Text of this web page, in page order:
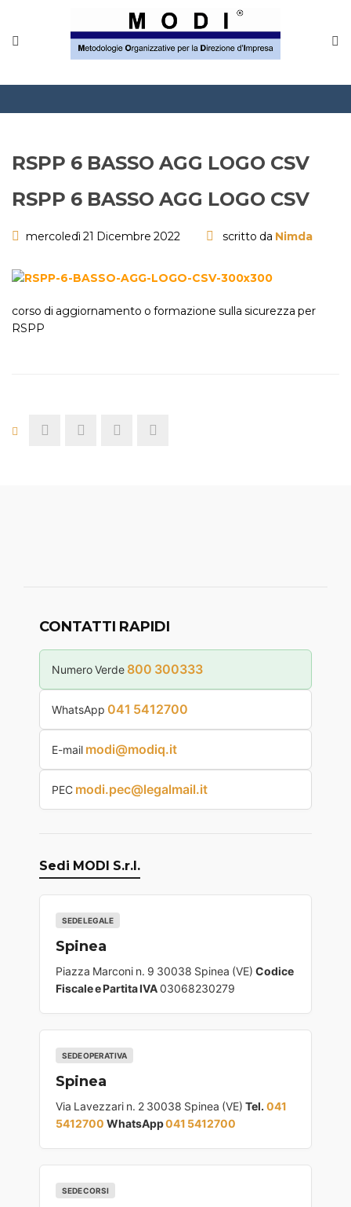
FAQ
RSPP 6 BASSO AGG LOGO CSV
RSPP 6 BASSO AGG LOGO CSV
mercoledì 21 Dicembre 2022 scritto da Nimda
corso di aggiornamento o formazione sulla sicurezza per
RSPP
CONTATTI RAPIDI
Numero Verde 800 300333
WhatsApp 041 5412700
E-mail modi@modiq.it
PEC modi.pec@legalmail.it
Sedi MODI S.r.l.
SEDE LEGALE
Spinea
Piazza Marconi n. 9 30038 Spinea (VE) Codice
Fiscale e Partita IVA03068230279
SEDE OPERATIVA
Spinea
Via Lavezzari n. 2 30038 Spinea (VE) Tel. 041
5412700 WhatsApp041 5412700
SEDE CORSI